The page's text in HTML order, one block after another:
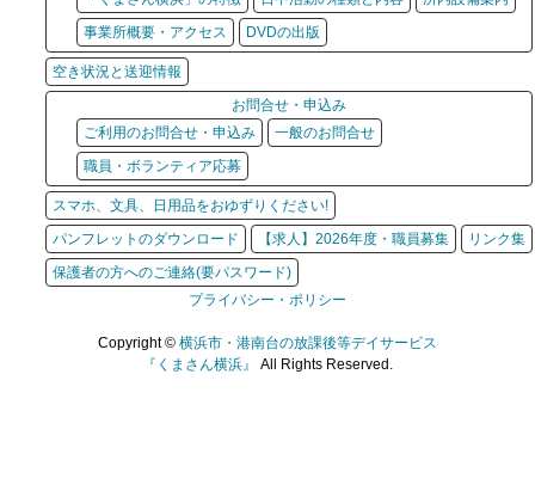
事業所概要・アクセス
DVDの出版
空き状況と送迎情報
お問合せ・申込み
ご利用のお問合せ・申込み
一般のお問合せ
職員・ボランティア応募
スマホ、文具、日用品をおゆずりください!
パンフレットのダウンロード
【求人】2026年度・職員募集
リンク集
保護者の方へのご連絡(要パスワード)
プライバシー・ポリシー
Copyright © 横浜市・港南台の放課後等デイサービス
『くまさん横浜』 All Rights Reserved.